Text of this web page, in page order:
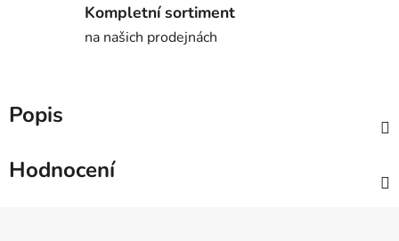
Kompletní sortiment
na našich prodejnách
Popis
Hodnocení